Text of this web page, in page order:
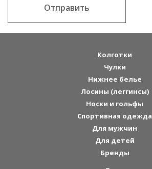
Отправить
Колготки
Чулки
Нижнее белье
Лосины (леггинсы)
Носки и гольфы
Спортивная одежда
Для мужчин
Для детей
Бренды